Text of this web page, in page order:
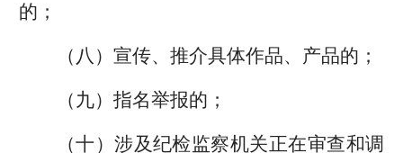
的；
（八）宣传、推介具体作品、产品的；
（九）指名举报的；
（十）涉及纪检监察机关正在审查和调